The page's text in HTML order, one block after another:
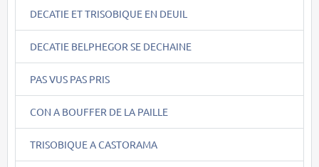
DECATIE ET TRISOBIQUE EN DEUIL
DECATIE BELPHEGOR SE DECHAINE
PAS VUS PAS PRIS
CON A BOUFFER DE LA PAILLE
TRISOBIQUE A CASTORAMA